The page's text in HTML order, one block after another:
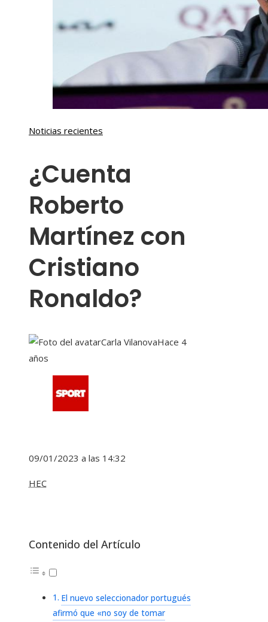
Noticias recientes
¿Cuenta
Roberto
Martínez con
Cristiano
Ronaldo?
Carla VilanovaHace 4
años
09/01/2023 a las 14:32
HEC
Contenido del Artículo
El nuevo seleccionador portugués
afirmó que «no soy de tomar